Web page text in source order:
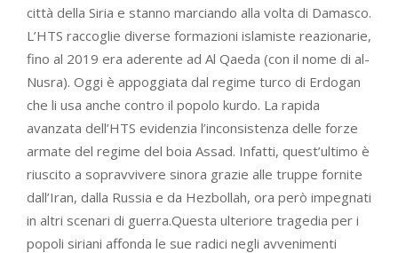
città della Siria e stanno marciando alla volta di Damasco.
L’HTS raccoglie diverse formazioni islamiste reazionarie,
fino al 2019 era aderente ad Al Qaeda (con il nome di al-
Nusra). Oggi è appoggiata dal regime turco di Erdogan
che li usa anche contro il popolo kurdo. La rapida
avanzata dell’HTS evidenzia l’inconsistenza delle forze
armate del regime del boia Assad. Infatti, quest’ultimo è
riuscito a sopravvivere sinora grazie alle truppe fornite
dall’Iran, dalla Russia e da Hezbollah, ora però impegnati
in altri scenari di guerra.Questa ulteriore tragedia per i
popoli siriani affonda le sue radici negli avvenimenti